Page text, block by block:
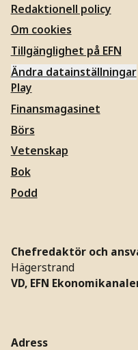
Redaktionell policy
Om cookies
Tillgänglighet på EFN
Ändra datainställningar
Play
Finansmagasinet
Börs
Vetenskap
Bok
Podd
Chefredaktör och
Hägerstrand
VD, EFN
Adress